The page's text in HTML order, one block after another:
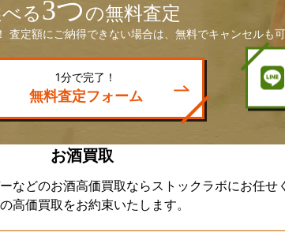
る3つの無料査定
定額にご納得できない場合は、無料でキャンセルも
1分で完了！
無料査定フォーム
お酒買取
などのお酒高価買取ならストックラボにお任せ
高価買取をお約束いたします。